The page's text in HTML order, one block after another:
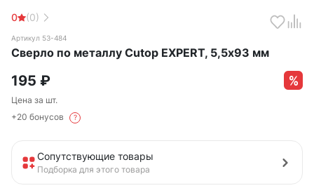
0 (0)
Артикул 53-484
Сверло по металлу Cutop EXPERT, 5,5х93 мм
195 ₽
Цена за шт.
+20 бонусов
?
Сопутствующие товары
Подборка для этого товара